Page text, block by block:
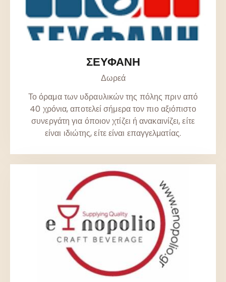
ΣΕΥΦΑΝΗ
Δωρεά
Το όραμα των υδραυλικών της πόλης πριν από
40 χρόνια, αποτελεί σήμερα τον πιο αξιόπιστο
συνεργάτη για όποιον χτίζει ή ανακαινίζει, είτε
είναι ιδιώτης, είτε είναι επαγγελματίας.